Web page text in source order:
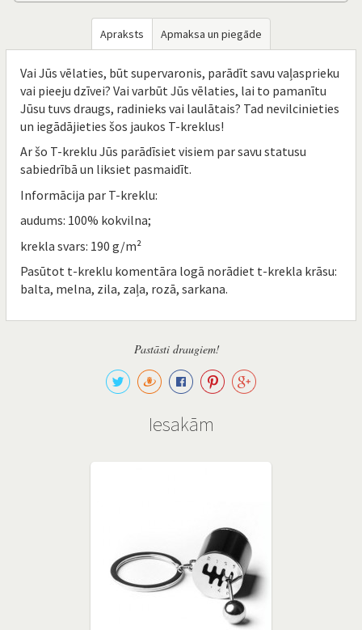
Apraksts Apmaksa un piegāde
Vai Jūs vēlaties, būt supervaronis, parādīt savu vaļasprieku
vai pieeju dzīvei? Vai varbūt Jūs vēlaties, lai to pamanītu
Jūsu tuvs draugs, radinieks vai laulātais? Tad nevilcinieties
un iegādājieties šos jaukos T-kreklus!
Ar šo T-kreklu Jūs parādīsiet visiem par savu statusu
sabiedrībā un liksiet pasmaidīt.
Informācija par T-kreklu​:
audums: 100% kokvilna;
krekla svars: 190 g/m²
Pasūtot t-kreklu komentāra logā norādiet t-krekla krāsu:
balta, melna, zila, zaļa, rozā, sarkana.
Pastāsti draugiem!
Iesakām